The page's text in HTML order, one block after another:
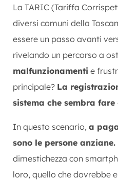
La TARIC (Tariffa
diversi comuni della
essere un passo avanti
rivelando un percorso a
malfunzionamenti e
principale? La
sistema che sembra
In questo scenario, a
sono le persone anziane.
dimestichezza con
loro, quello che dovrebbe